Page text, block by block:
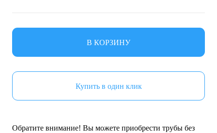
В КОРЗИНУ
Купить в один клик
Обратите внимание! Вы можете приобрести трубы без